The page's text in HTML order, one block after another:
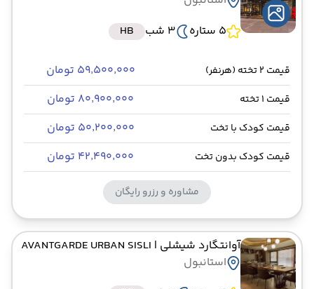
5 ستاره
3 شب HB
قیمت 2 تخته (هرنفر) ۵۹٬۵۰۰٬۰۰۰ تومان
قیمت 1 تخته ۸۰٬۹۰۰٬۰۰۰ تومان
قیمت کودک با تخت ۵۰٬۲۰۰٬۰۰۰ تومان
قیمت کودک بدون تخت ۴۲٬۴۹۰٬۰۰۰ تومان
مشاوره و رزرو رایگان
آوانتگارد شیشلی | AVANTGARDE URBAN SISLI
استانبول